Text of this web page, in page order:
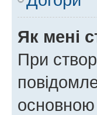
Як мені
При